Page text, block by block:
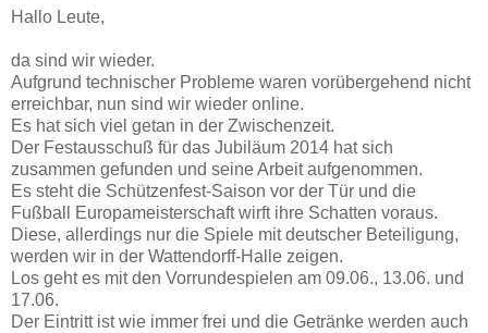
Hallo Leute,
da sind wir wieder.
Aufgrund technischer Probleme waren vorübergehend nicht
erreichbar, nun sind wir wieder online.
Es hat sich viel getan in der Zwischenzeit.
Der Festausschuß für das Jubiläum 2014 hat sich
zusammen gefunden und seine Arbeit aufgenommen.
Es steht die Schützenfest-Saison vor der Tür und die
Fußball Europameisterschaft wirft ihre Schatten voraus.
Diese, allerdings nur die Spiele mit deutscher Beteiligung,
werden wir in der Wattendorff-Halle zeigen.
Los geht es mit den Vorrundespielen am 09.06., 13.06. und
17.06.
Der Eintritt ist wie immer frei und die Getränke werden auch